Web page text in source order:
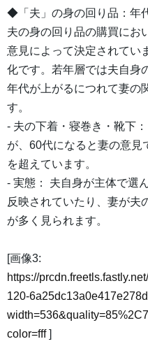
◆「夫」の身の回り品：年
夫の身の回り品の購買にお
意見によって決定されてい
化です。若年層では夫自身
年代が上がるにつれて妻の
す。
- 夫の下着・寝巻き・靴下
が、60代になると妻の意見
を超えています。
- 実態： 夫自身が主体で選
反映されていたり、妻が夫
が多く見られます。
[画像3:
https://
120-
color=fff]